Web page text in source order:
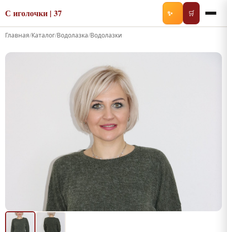
С иголочки | 37 ✨ 🛒
Главная/Каталог/Водолазка/Водолазки